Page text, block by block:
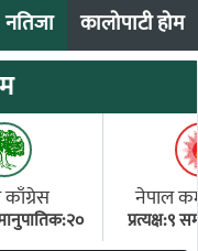
नतिजा कालोपाटी होम
नेपाल
प्रत्यक्ष:९